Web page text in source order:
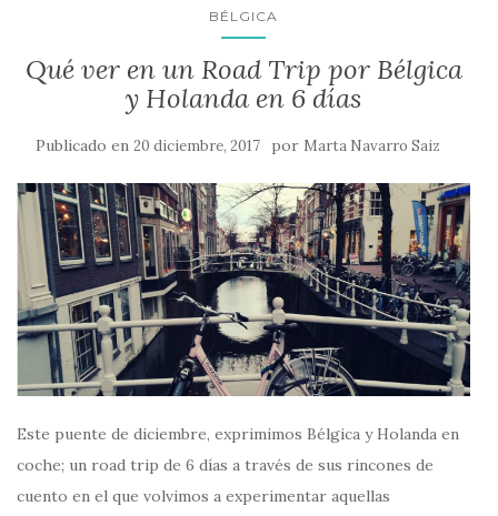
BÉLGICA
Qué ver en un Road Trip por Bélgica
y Holanda en 6 días
Publicado en 20 diciembre, 2017 por Marta Navarro Saiz
Este puente de diciembre, exprimimos Bélgica y Holanda en
coche; un road trip de 6 días a través de sus rincones de
cuento en el que volvimos a experimentar aquellas